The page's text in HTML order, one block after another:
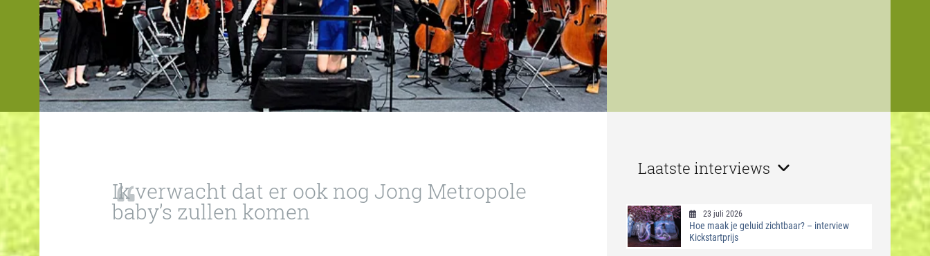
Ik verwacht dat er ook nog Jong Metropole
baby’s zullen komen
Laatste interviews
23 juli 2026
Hoe maak je geluid zichtbaar? – interview
Kickstartprijs